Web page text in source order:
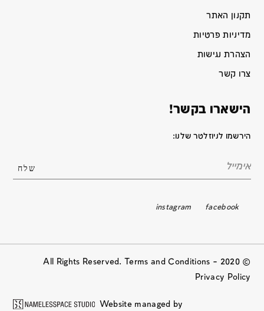
תקנון האתר
מדיניות פרטיות
הצהרת נגישות
צרו קשר
הישארו בקשר!
הירשמו לניוזלטר שלנו:
facebook
instagram
© 2020 All Rights Reserved. Terms and Conditions –
Privacy Policy
Website managed by